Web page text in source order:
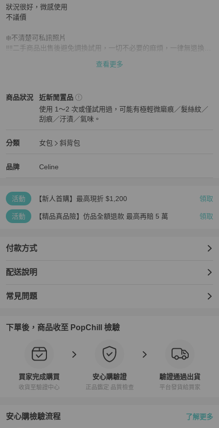
狀況很好，微感使用
不議價
❄️不清楚可私訊照片
‼️‼️二手商品出售後避免調換試用，一切不必要的麻煩，一律無退換貨
第三方驗証認證正品，可刷卡可分期
查看更多
商品狀況
Celine女包 商品狀態與細節
近新閒置品
使用 1～2 次或僅試用過，可能有極輕微磨痕／髮絲紋／
刮痕／汙漬／氣味。
分類
Celine 分類資訊
女包
斜背包
品牌
Celine 女包品牌介紹
Celine
Celine 推薦清單
活動 【新人首購】最高現折 $1,200 領取
活動 【精品真品險】仿品全額退款 最高再賠 5 萬 領取
付款方式
配送說明
常見問題
下單後，商品收至 PopChill 檢驗
買家完成購買
收貨至驗證中心
安心購驗證
正品鑑定 品質檢查
驗證通過出貨
平台發貨給買家
安心購檢驗流程 了解更多